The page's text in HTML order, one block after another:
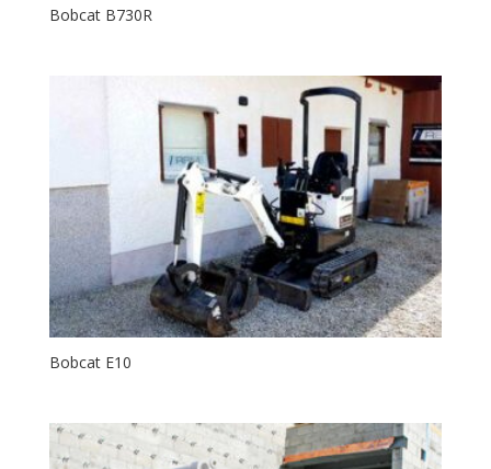
Bobcat B730R
Bobcat E10